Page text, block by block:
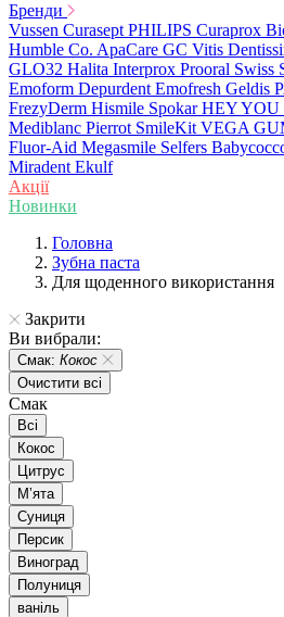
Бренди
Vussen Curasept PHILIPS Curaprox
Humble Co. ApaCare GC Vitis
GLO32 Halita Interprox Prooral Swiss
Emoform Depurdent Emofresh Geldis
FrezyDerm Hismile Spokar HEY YOU
Mediblanc Pierrot SmileKit VEGA
Fluor-Aid Megasmile Selfers
Miradent Ekulf
Акції
Новинки
Головна
Зубна паста
Для щоденного використання
Закрити
Ви вибрали:
Смак: Кокос
Очистити всі
Смак
Всі
Кокос
Цитрус
Мʼята
Суниця
Персик
Виноград
Полуниця
ваніль